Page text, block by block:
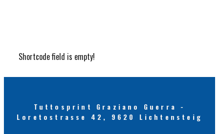
Shortcode field is empty!
Tuttosprint Graziano Guerra -
Loretostrasse 42, 9620 Lichtensteig